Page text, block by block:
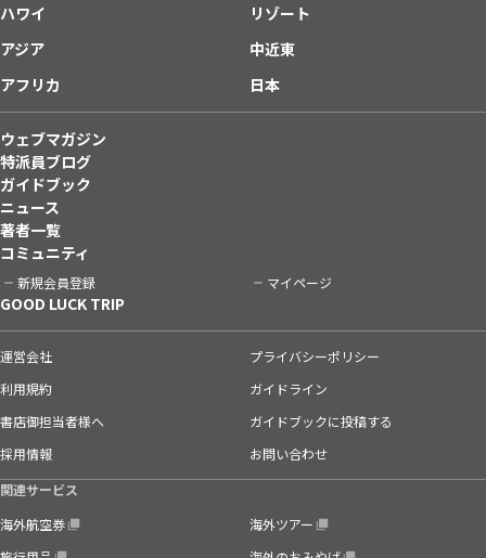
ハワイ
リゾート
アジア
中近東
アフリカ
日本
ウェブマガジン
特派員ブログ
ガイドブック
ニュース
著者一覧
コミュニティ
新規会員登録 マイページ
GOOD LUCK TRIP
運営会社
プライバシーポリシー
利用規約
ガイドライン
書店御担当者様へ
ガイドブックに投稿する
採用情報
お問い合わせ
関連サービス
海外航空券
海外ツアー